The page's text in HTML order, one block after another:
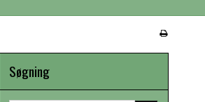
Søgning